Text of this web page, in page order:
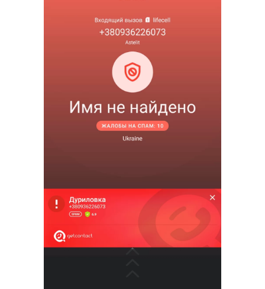
Сервис подтверждения номера
Интеграция с IP телефонией
Расширенный пакет поддержки SLA
Телефонная аналитика для бизнеса
Viber-рассылки